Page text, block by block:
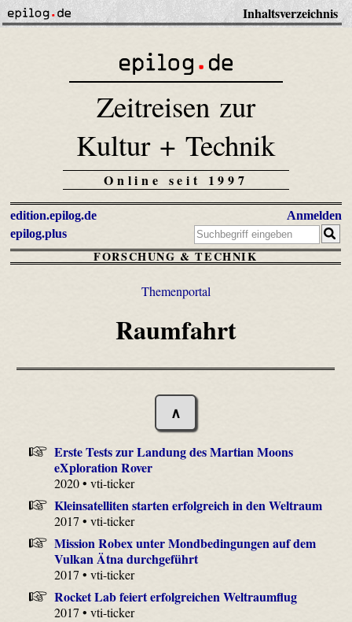
Inhaltsverzeichnis
Zeitreisen zur
Kultur + Technik
Online seit 1997
edition.epilog.de
epilog.plus
Anmelden
FORSCHUNG & TECHNIK
Themenportal
Raumfahrt
∧
Erste Tests zur Landung des Martian Moons
eXploration Rover
2020 • vti-ticker
Kleinsatelliten starten erfolgreich in den Weltraum
2017 • vti-ticker
Mission Robex unter Mondbedingungen auf dem
Vulkan Ätna durchgeführt
2017 • vti-ticker
Rocket Lab feiert erfolgreichen Weltraumflug
2017 • vti-ticker